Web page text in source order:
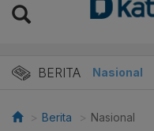
BERITA Nasional
Berita Nasional